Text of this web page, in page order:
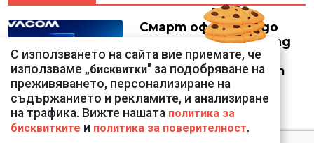
Смарт оферти с до
90% отстъпка за над
150 устройства от
Vivacom през август
С използването на сайта вие приемате, че
използваме „бисквитки" за подобряване на
преживяването, персонализиране на
съдържанието и рекламите, и анализиране
на трафика. Вижте нашата политика за
бисквитките и политика за поверителност.